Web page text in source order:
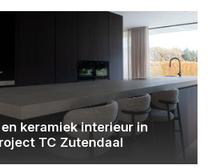
keramiek interieur in
TC Zutendaal